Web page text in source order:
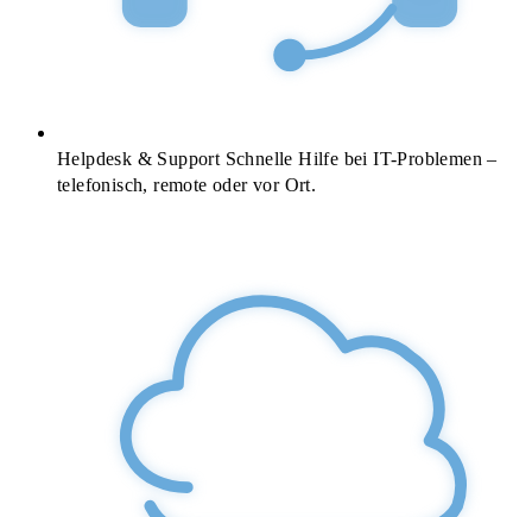
Helpdesk & Support Schnelle Hilfe bei IT-Problemen –
telefonisch, remote oder vor Ort.